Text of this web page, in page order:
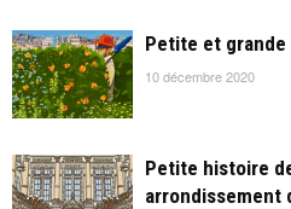
Petite et
10 décembre 2020
Petite histoire
arrondissement